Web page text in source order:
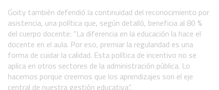
Goity también defendió la continuidad del reconocimiento por
asistencia, una política que, según detalló, beneficia al 80 %
del cuerpo docente: “La diferencia en la educación la hace el
docente en el aula. Por eso, premiar la regularidad es una
forma de cuidar la calidad. Esta política de incentivo no se
aplica en otros sectores de la administración pública. Lo
hacemos porque creemos que los aprendizajes son el eje
central de nuestra gestión educativa”.